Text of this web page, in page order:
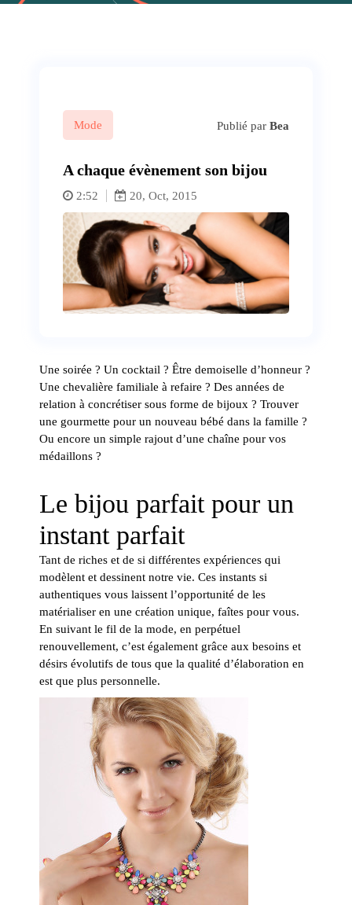
Mode Publié par Bea
A chaque évènement son bijou
2:52 20, Oct, 2015
Une soirée ? Un cocktail ? Être demoiselle d’honneur ?
Une chevalière familiale à refaire ? Des années de
relation à concrétiser sous forme de bijoux ? Trouver
une gourmette pour un nouveau bébé dans la famille ?
Ou encore un simple rajout d’une chaîne pour vos
médaillons ?
Le bijou parfait pour un
instant parfait
Tant de riches et de si différentes expériences qui
modèlent et dessinent notre vie. Ces instants si
authentiques vous laissent l’opportunité de les
matérialiser en une création unique, faîtes pour vous.
En suivant le fil de la mode, en perpétuel
renouvellement, c’est également grâce aux besoins et
désirs évolutifs de tous que la qualité d’élaboration en
est que plus personnelle.